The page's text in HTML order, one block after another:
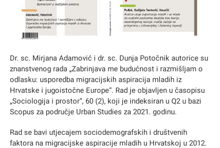
Dr. sc. Mirjana Adamović i dr. sc. Dunja Potočnik autorice su
znanstvenog rada „Zabrinjava me budućnost i razmišljam o
odlasku: usporedba migracijskih aspiracija mladih iz
Hrvatske i jugoistočne Europe“. Rad je objavljen u časopisu
„Sociologija i prostor“, 60 (2), koji je indeksiran u Q2 u bazi
Scopus za područje Urban Studies za 2021. godinu.
Rad se bavi utjecajem sociodemografskih i društvenih
faktora na migracijske aspiracije mladih u Hrvatskoj u 2012.